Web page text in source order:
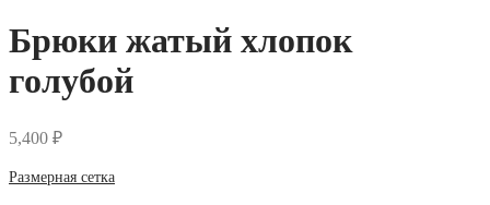
Брюки жатый хлопок
голубой
5,400 ₽
Размерная сетка